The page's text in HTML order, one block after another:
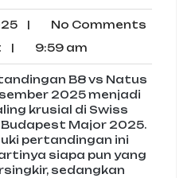
December
2025
| No CommentsNo
Fajar
Hidayat
| 9:59 am9:59
am
B8 vs Natus
2025 menjadi
krusial di Swiss
Major 2025.
pertandingan ini
siapa pun yang
sedangkan